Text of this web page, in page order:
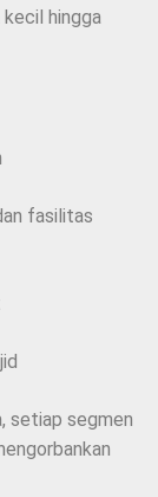
kecil hingga
fasilitas
setiap segmen